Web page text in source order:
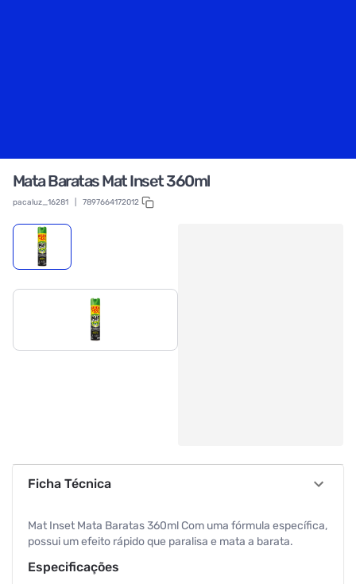
Mata Baratas Mat Inset 360ml
pacaluz_16281 7897664172012
Ficha Técnica
Mat Inset Mata Baratas 360ml Com uma fórmula específica,
possui um efeito rápido que paralisa e mata a barata.
Especificações